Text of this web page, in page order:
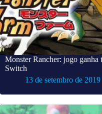
Monster Rancher: jogo ganha
Switch
13 de setembro de 2019